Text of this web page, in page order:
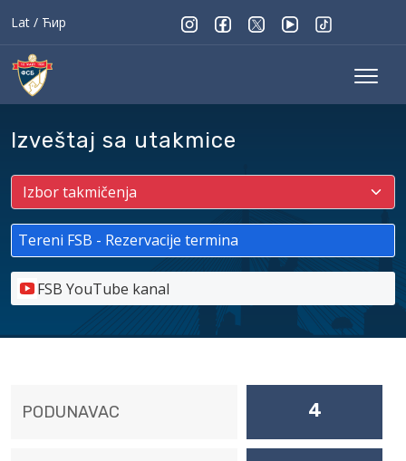
Lat / Ћир
Izveštaj sa utakmice
Tereni FSB - Rezervacije termina
FSB YouTube kanal
PODUNAVAC 4